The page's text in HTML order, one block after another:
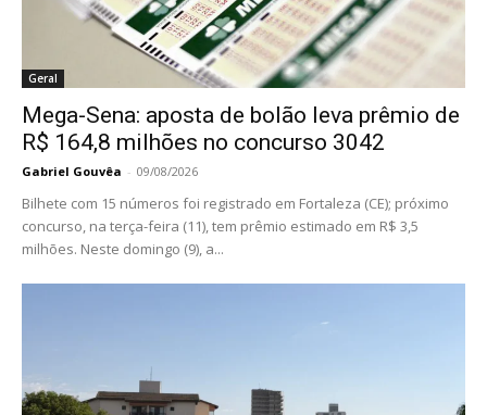
Geral
Mega-Sena: aposta de bolão leva prêmio de
R$ 164,8 milhões no concurso 3042
Gabriel Gouvêa - 09/08/2026
Bilhete com 15 números foi registrado em Fortaleza (CE); próximo
concurso, na terça-feira (11), tem prêmio estimado em R$ 3,5
milhões. Neste domingo (9), a...